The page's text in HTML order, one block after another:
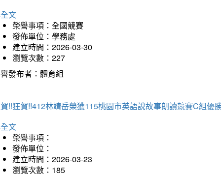
文
榮譽事項：全國競賽
發佈單位：學務處
建立時間：2026-03-30
瀏覽次數：227
發布者：體育組
!!狂賀!!412林靖岳榮獲115桃園市英語說故事朗讀競賽C組優
文
榮譽事項：
發佈單位：
建立時間：2026-03-23
瀏覽次數：185